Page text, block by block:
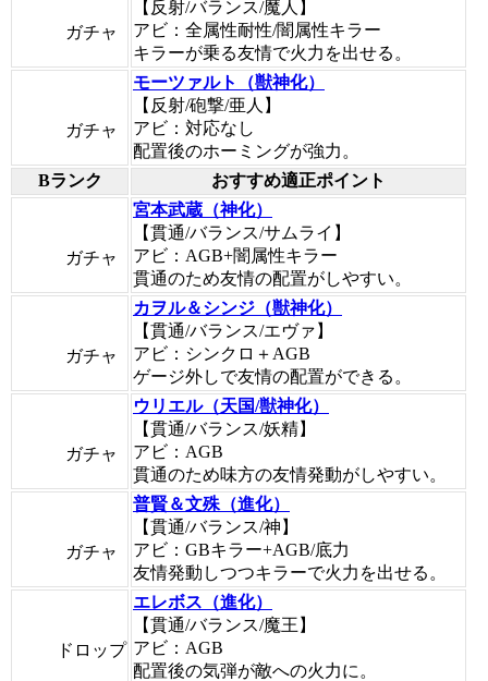
ガチャ
【反射/バランス/魔人】
アビ：全属性耐性/闇属性キラー
キラーが乗る友情で火力を出せる。
ガチャ
モーツァルト（獣神化）
【反射/砲撃/亜人】
アビ：対応なし
配置後のホーミングが強力。
Bランク
おすすめ適正ポイント
ガチャ
宮本武蔵（神化）
【貫通/バランス/サムライ】
アビ：AGB+闇属性キラー
貫通のため友情の配置がしやすい。
ガチャ
カヲル＆シンジ（獣神化）
【貫通/バランス/エヴァ】
アビ：シンクロ＋AGB
ゲージ外しで友情の配置ができる。
ガチャ
ウリエル（天国/獣神化）
【貫通/バランス/妖精】
アビ：AGB
貫通のため味方の友情発動がしやすい。
ガチャ
普賢＆文殊（進化）
【貫通/バランス/神】
アビ：GBキラー+AGB/底力
友情発動しつつキラーで火力を出せる。
ドロップ
エレボス（進化）
【貫通/バランス/魔王】
アビ：AGB
配置後の気弾が敵への火力に。